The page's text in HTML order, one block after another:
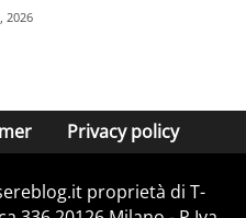
2026
Privacy policy
proprietà di T-